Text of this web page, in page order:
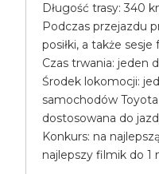
Długość trasy: 340
Podczas przejazdu
posiłki, a także
Czas trwania: jeden
Środek lokomocji:
samochodów
dostosowana do
Konkurs: na
najlepszy filmik do 1